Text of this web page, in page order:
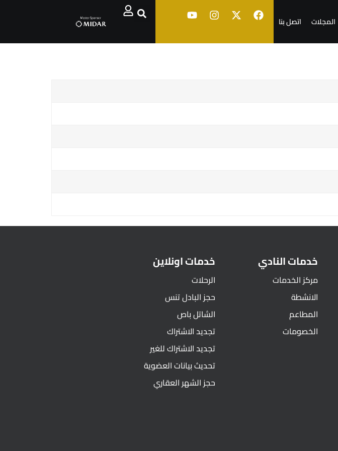
المجلات اتصل بنا
خدمات النادي
مركز الخدمات
الانشطة
المطاعم
الخصومات
خدمات اونلاين
الرحلات
حجز البادل تنس
الشاتل باص
تجديد الاشتراك
تجديد الاشتراك للغير
تحديث بيانات العضوية
حجز الشهر العقاري